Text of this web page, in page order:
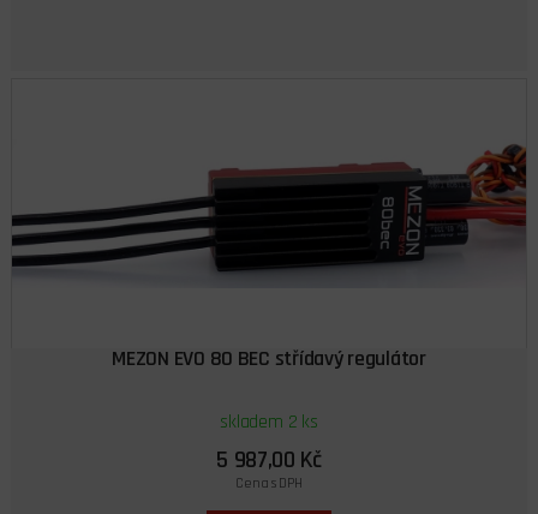
MEZON EVO 80 BEC střídavý regulátor
skladem 2 ks
5 987,00 Kč
Cena s DPH